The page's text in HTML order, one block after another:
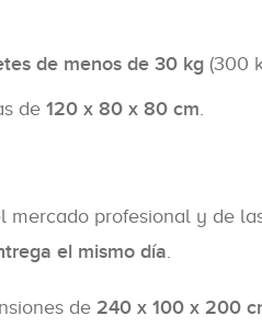
de menos de 30 kg (300
de 120 x 80 x 80 cm.
mercado profesional y de
el mismo día.
de 240 x 100 x 200